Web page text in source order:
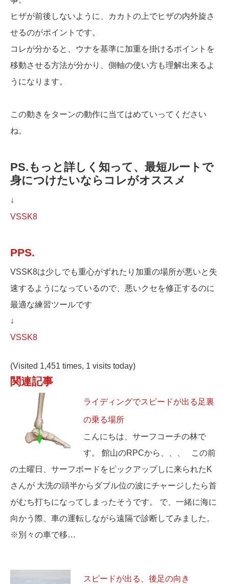
ヒザが前後しないように、カカトの上でヒザの内外旋さ
せるのがポイントです。
コレが分かると、ウナを基準に加重を掛けるポイントを
移動させる方法が分かり、側軸の使い方も理解出来るよ
うになります。
この動きをターンの動作に当てはめていってください
ね。
PS.もっと詳しく知って、最短ルートで
身につけたいならコレがオススメ
↓
VSSK8
PPS.
VSSK8は少しでも重心がずれたり加重の場所が悪いと失
速するようになっているので、悪いクセを修正するのに
最適な練習ツールです
↓
VSSK8
(Visited 1,451 times, 1 visits today)
関連記事
ライディングでスピードが出る足裏
の乗る場所
こんにちは、サーフコーチの林で
す。 館山のRPCから、、、 この前
の土曜日、サーフボードをピックアップしに来られたK
さんが 大洗の頭半からダブル位の波にチャージしたら首
がむち打ちになってしまったそうです。 で、一緒に海に
向かう際、車の運転しながら遠隔で診断してみました。
※別々の車で移…
スピードが出る、後足の向き